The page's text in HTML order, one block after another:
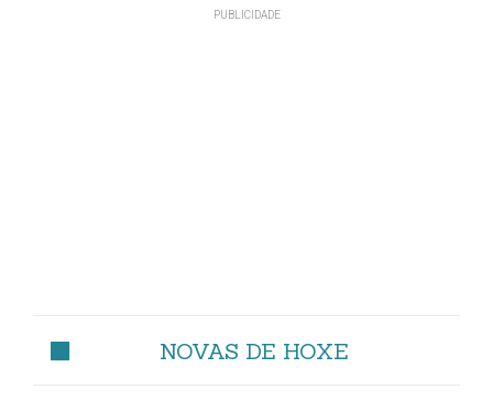
NOVAS DE HOXE